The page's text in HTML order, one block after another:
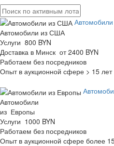
Автомобили из США
Услуги 800 BYN
Доставка в Минск от 2400 BYN
Работаем без посредников
Опыт в аукционной сфере > 15 лет
Автомобили
из Европы
Услуги 1000 BYN
Работаем без посредников
Опыт в аукционной сфере более